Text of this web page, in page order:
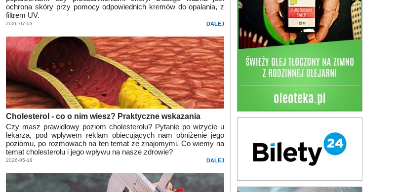
ochrona skóry przy pomocy odpowiednich kremów do opalania, z
filtrem UV.
2026-07-03 DALEJ
Cholesterol - co o nim wiesz? Praktyczne wskazania
Czy masz prawidłowy poziom cholesterolu? Pytanie po wizycie u
lekarza, pod wpływem reklam obiecujących nam obniżenie jego
poziomu, po rozmowach na ten temat ze znajomymi. Co wiemy na
temat cholesterolu i jego wpływu na nasze zdrowie?
2026-05-18 DALEJ